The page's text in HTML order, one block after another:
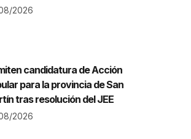
2026
candidatura de Acción
para la provincia de San
tras resolución del JEE
2026